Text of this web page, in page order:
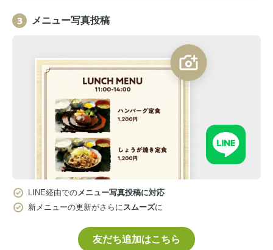
メニュー写真投稿
LINE経由でのメニュー写真投稿に対応
新メニューの更新がさらにスムーズに
友だち追加はこちら